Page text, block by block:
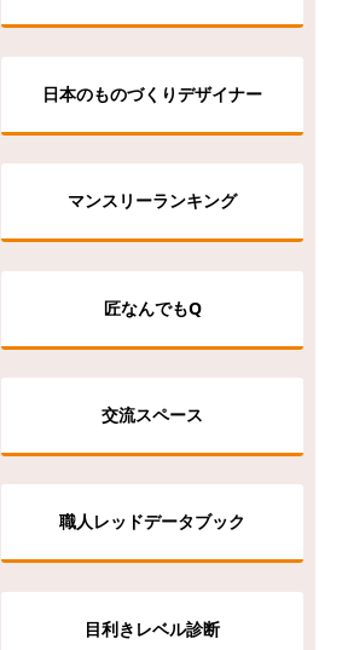
日本のものづくりデザイナー
マンスリーランキング
匠なんでもQ
交流スペース
職人レッドデータブック
目利きレベル診断